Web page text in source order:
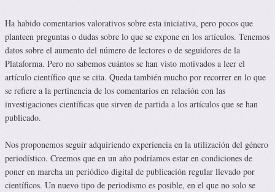
Ha habido comentarios valorativos sobre esta iniciativa, pero pocos que
planteen preguntas o dudas sobre lo que se expone en los artículos. Tenemos
datos sobre el aumento del número de lectores o de seguidores de la
Plataforma. Pero no sabemos cuántos se han visto motivados a leer el
artículo científico que se cita. Queda también mucho por recorrer en lo que
se refiere a la pertinencia de los comentarios en relación con las
investigaciones científicas que sirven de partida a los artículos que se han
publicado.
Nos proponemos seguir adquiriendo experiencia en la utilización del género
periodístico. Creemos que en un año podríamos estar en condiciones de
poner en marcha un periódico digital de publicación regular llevado por
científicos. Un nuevo tipo de periodismo es posible, en el que no solo se